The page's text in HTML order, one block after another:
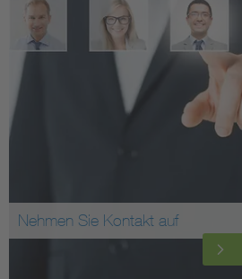
Nehmen Sie Kontakt auf